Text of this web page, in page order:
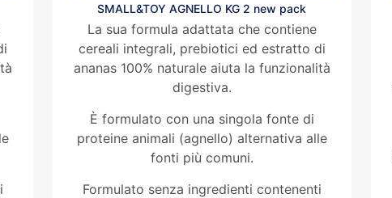
SMALL&TOY AGNELLO KG 2 new pack
La sua formula adattata che contiene
cereali integrali, prebiotici ed estratto di
ananas 100% naturale aiuta la funzionalità
digestiva.
È formulato con una singola fonte di
proteine animali (agnello) alternativa alle
fonti più comuni.
Formulato senza ingredienti contenenti